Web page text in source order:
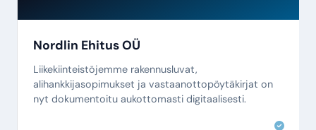
Nordlin Ehitus OÜ
Liikekiinteistöjemme rakennusluvat,
alihankkijasopimukset ja vastaanottopöytäkirjat on
nyt dokumentoitu aukottomasti digitaalisesti.